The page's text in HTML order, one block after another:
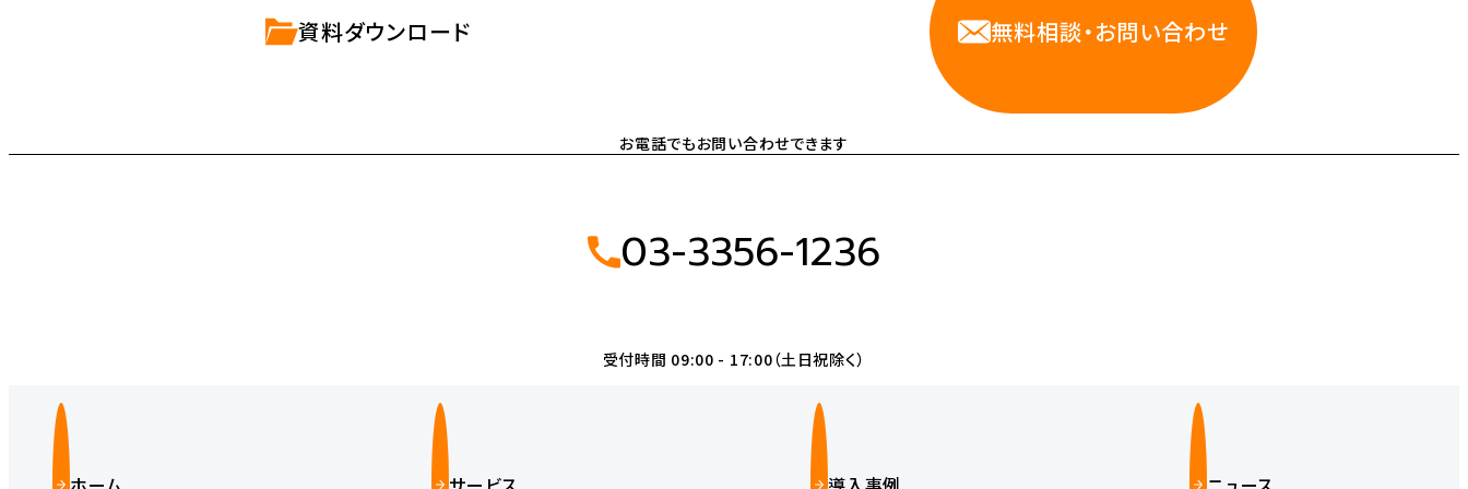
資料ダウンロード 無料相談・お問い合わせ
お電話でもお問い合わせできます
03-3356-1236
受付時間 09:00 - 17:00（土日祝除く）